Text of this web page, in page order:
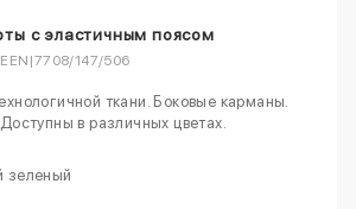
с эластичным поясом
147/506
ткани. Боковые карманы.
в различных цветах.
зеленый